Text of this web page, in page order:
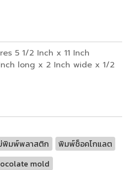
5 1/2 Inch x 11 Inch
long x 2 Inch wide x 1/2
พิมพ์พลาสติก
พิมพ์ช็อคโกแลต
mold